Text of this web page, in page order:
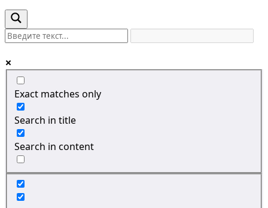
Exact matches only
Search in title
Search in content